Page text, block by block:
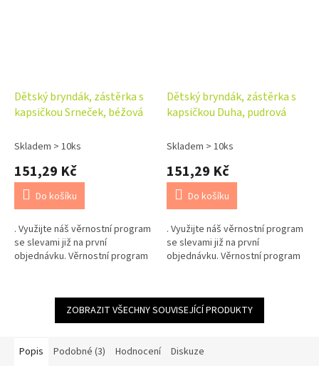
Dětský bryndák, zástěrka s
kapsičkou Srneček, béžová
Skladem > 10ks
151,29 Kč
Do košíku
. Využijte náš věrnostní program
se slevami již na první
objednávku. Věrnostní program
Dětský bryndák, zástěrka s
kapsičkou Duha, pudrová
Skladem > 10ks
151,29 Kč
Do košíku
. Využijte náš věrnostní program
se slevami již na první
objednávku. Věrnostní program
ZOBRAZIT VŠECHNY SOUVISEJÍCÍ PRODUKTY
Popis Podobné (3) Hodnocení Diskuze